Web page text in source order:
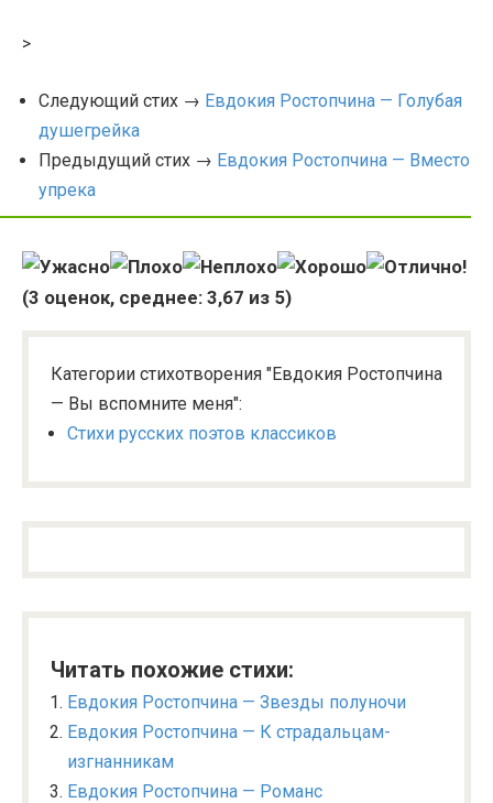
>
Следующий стих → Евдокия Ростопчина — Голубая
душегрейка
Предыдущий стих → Евдокия Ростопчина — Вместо
упрека
(3 оценок, среднее: 3,67 из 5)
Категории стихотворения "Евдокия Ростопчина
— Вы вспомните меня":
Стихи русских поэтов классиков
Читать похожие стихи:
Евдокия Ростопчина — Звезды полуночи
Евдокия Ростопчина — К страдальцам-
изгнанникам
Евдокия Ростопчина — Романс